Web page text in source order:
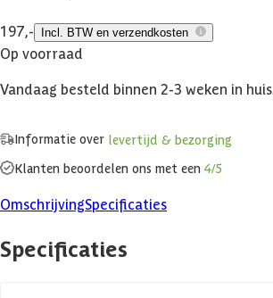
197,- Incl. BTW en verzendkosten
Op voorraad
Vandaag besteld binnen 2-3 weken in huis.
Informatie over levertijd & bezorging
Klanten beoordelen ons met een 4/5
OmschrijvingSpecificaties
Specificaties